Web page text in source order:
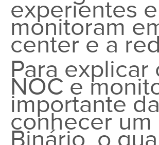
experientes
monitoram
center e a
Para
NOC e
importante
conhecer